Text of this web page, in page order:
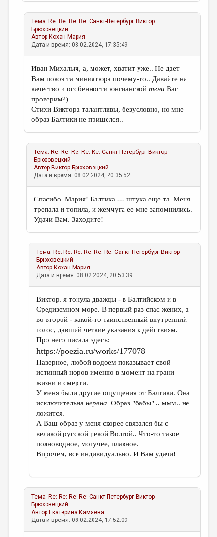
Тема: Re: Re: Re: Re: Санкт-Петербург Виктор
Брюховецкий
Автор Кохан Мария
Дата и время: 08.02.2024, 17:35:49
Иван Михалыч, а, может, хватит уже.. Не дает
Вам покоя та миниатюра почему-то.. Давайте на
качество и особенности юнгианскойтени Вас
проверим?)
Стихи Виктора талантливы, безусловно, но мне
образ Балтики не пришелся..
Тема: Re: Re: Re: Re: Re: Санкт-Петербург Виктор
Брюховецкий
Автор Виктор Брюховецкий
Дата и время: 08.02.2024, 20:35:52
Спасибо, Мария! Балтика --- штука еще та. Меня
трепала и топила, и жемчуга ее мне запомнились.
Удачи Вам. Заходите!
Тема: Re: Re: Re: Re: Re: Re: Санкт-Петербург Виктор
Брюховецкий
Автор Кохан Мария
Дата и время: 08.02.2024, 20:53:39
Виктор, я тонула дважды - в Балтийском и в
Средиземном море. В первый раз спас жених, а
во второй - какой-то таинственный внутренний
голос, давший четкие указания к действиям.
Про него писала здесь:
https://poezia.ru/works/177078
Наверное, любой водоем показывает свой
истинный норов именно в момент на грани
жизни и смерти.
У меня были другие ощущения от Балтики. Она
исключительна нервна. Образ "бабы"... ммм.. не
ложится.
А Ваш образ у меня скорее связался бы с
великой русской рекой Волгой.. Что-то такое
полноводное, могучее, плавное.
Впрочем, все индивидуально. И Вам удачи!
Тема: Re: Re: Re: Re: Санкт-Петербург Виктор
Брюховецкий
Автор Екатерина Камаева
Дата и время: 08.02.2024, 17:52:09